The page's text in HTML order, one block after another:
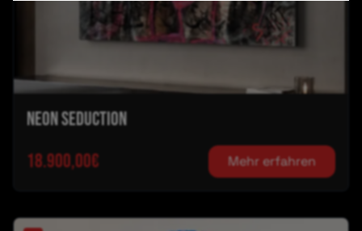
NEON SEDUCTION
18.900,00€
Mehr erfahren